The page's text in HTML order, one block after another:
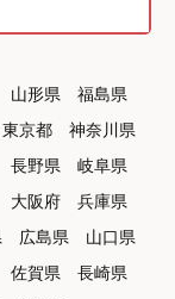
山形県
福島県
東京都
神奈川県
長野県
岐阜県
大阪府
兵庫県
広島県
山口県
佐賀県
長崎県